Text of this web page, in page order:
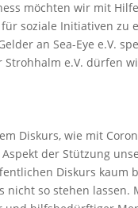
möchten wir mit
soziale Initiativen
an Sea-Eye e.V.
e.V. dürfen
Diskurs, wie mit
der Stützung
Diskurs
nicht so stehen